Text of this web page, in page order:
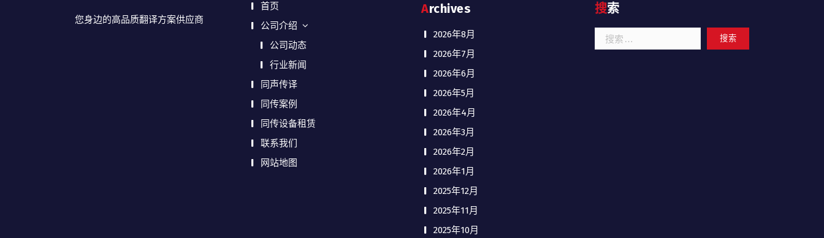
您身边的高品质翻译方案供应商
首页
公司介绍
公司动态
行业新闻
同声传译
同传案例
同传设备租赁
联系我们
网站地图
Archives
2026年8月
2026年7月
2026年6月
2026年5月
2026年4月
2026年3月
2026年2月
2026年1月
2025年12月
2025年11月
2025年10月
搜索
索：